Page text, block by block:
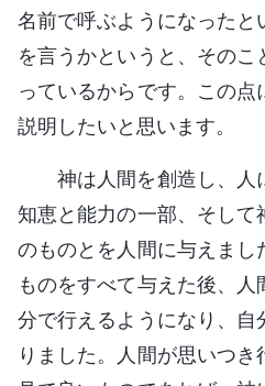
名前で呼ぶようになった
を言うかというと、その
っているからです。この点
説明したいと思います。
神は人間を創造し、人
知恵と能力の一部、そし
のものとを人間に与えま
ものをすべて与えた後、
分で行えるようになり、自
りました。人間が思いつ